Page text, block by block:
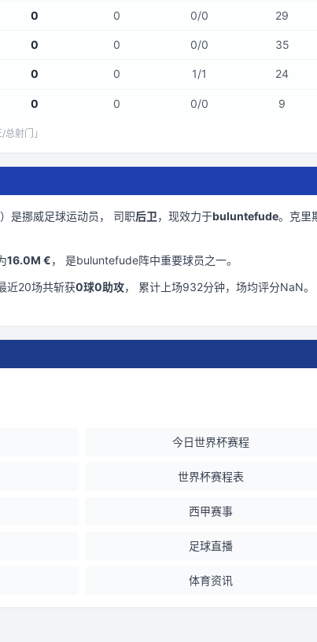
0 0 0/0 29
0 0 0/0 35
0 0 1/1 24
0 0 0/0 9
射门」
）是挪威足球运动员， 司职后卫，现效力于buluntefude。 克里
16.0M €， 是buluntefude阵中重要球员之一。
近20场共斩获0球0助攻， 累计上场932分钟，场均评分NaN。
今日世界杯赛程
世界杯赛程表
西甲赛事
足球直播
体育资讯